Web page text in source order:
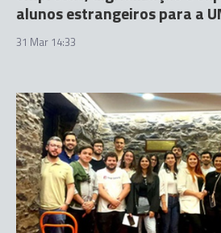
alunos estrangeiros para a
31 Mar 14:33